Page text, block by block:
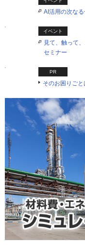
AI活用の次な
イベント
見て、触って
セミナー
PR
そのお困りごと